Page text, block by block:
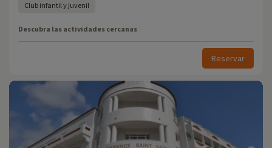
Club infantil y juvenil
Descubra las actividades cercanas
Reservar